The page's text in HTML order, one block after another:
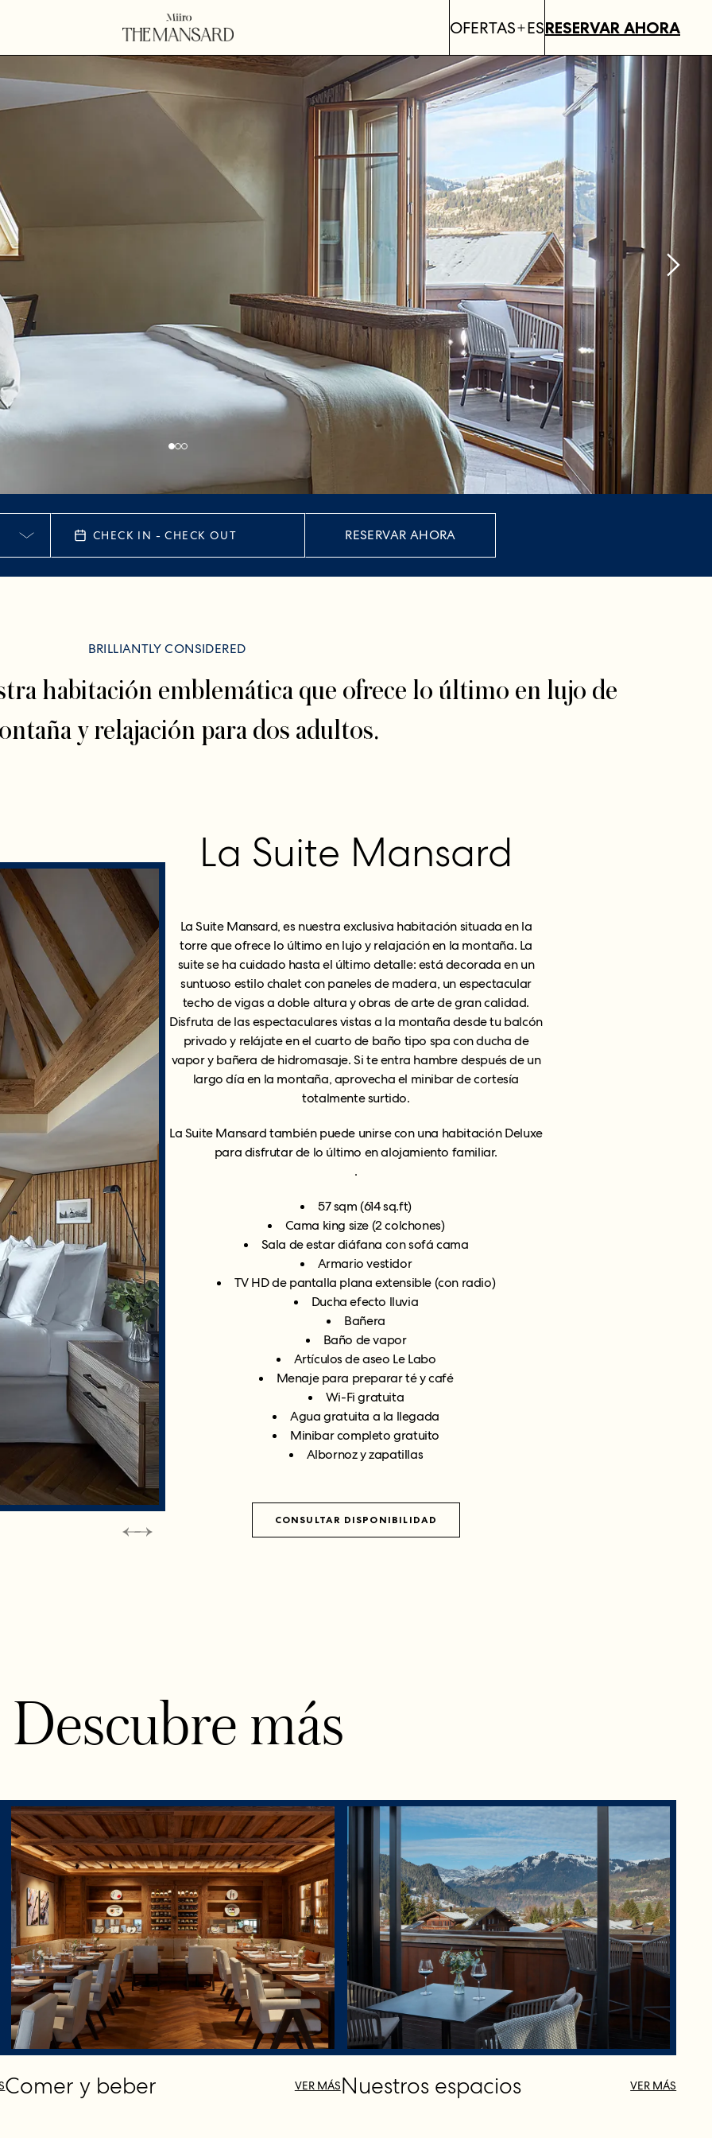
OFERTAS ESRESERVAR AHORA
CHECK IN - CHECK OUT RESERVAR AHORA
BRILLIANTLY CONSIDERED
habitación emblemática que ofrece lo último en lujo de
y relajación para dos adultos.
La Suite Mansard
La Suite Mansard, es nuestra exclusiva habitación situada en la
torre que ofrece lo último en lujo y relajación en la montaña. La
suite se ha cuidado hasta el último detalle: está decorada en un
suntuoso estilo chalet con paneles de madera, un espectacular
techo de vigas a doble altura y obras de arte de gran calidad.
Disfruta de las espectaculares vistas a la montaña desde tu balcón
privado y relájate en el cuarto de baño tipo spa con ducha de
vapor y bañera de hidromasaje. Si te entra hambre después de un
largo día en la montaña, aprovecha el minibar de cortesía
totalmente surtido.
La Suite Mansard también puede unirse con una habitación Deluxe
para disfrutar de lo último en alojamiento familiar.
.
57 sqm (614 sq.ft)
Cama king size (2 colchones)
Sala de estar diáfana con sofá cama
Armario vestidor
TV HD de pantalla plana extensible (con radio)
Ducha efecto lluvia
Bañera
Baño de vapor
Artículos de aseo Le Labo
Menaje para preparar té y café
Wi-Fi gratuita
Agua gratuita a la llegada
Minibar completo gratuito
Albornoz y zapatillas
CONSULTAR DISPONIBILIDAD
Descubre más
Comer y beber VER MÁSNuestros espacios VER MÁS